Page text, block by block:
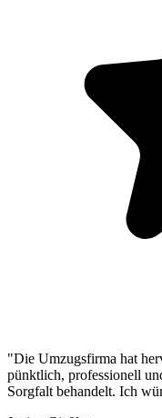
"Die Umzugsfirma hat
pünktlich, professionell
Sorgfalt behandelt. Ich